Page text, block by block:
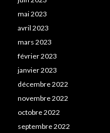
mai 2023
avril 2023
mars 2023
février 2023
janvier 2023
décembre 2022
novembre 2022
octobre 2022
septembre 2022